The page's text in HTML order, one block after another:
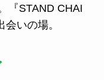
『STAND CHAI
いの場。